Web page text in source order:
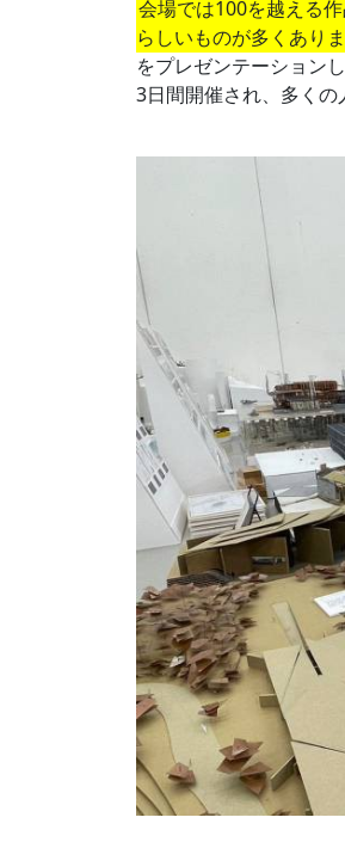
会場では100を越える
らしいものが多くありま
をプレゼンテーション
3日間開催され、多くの